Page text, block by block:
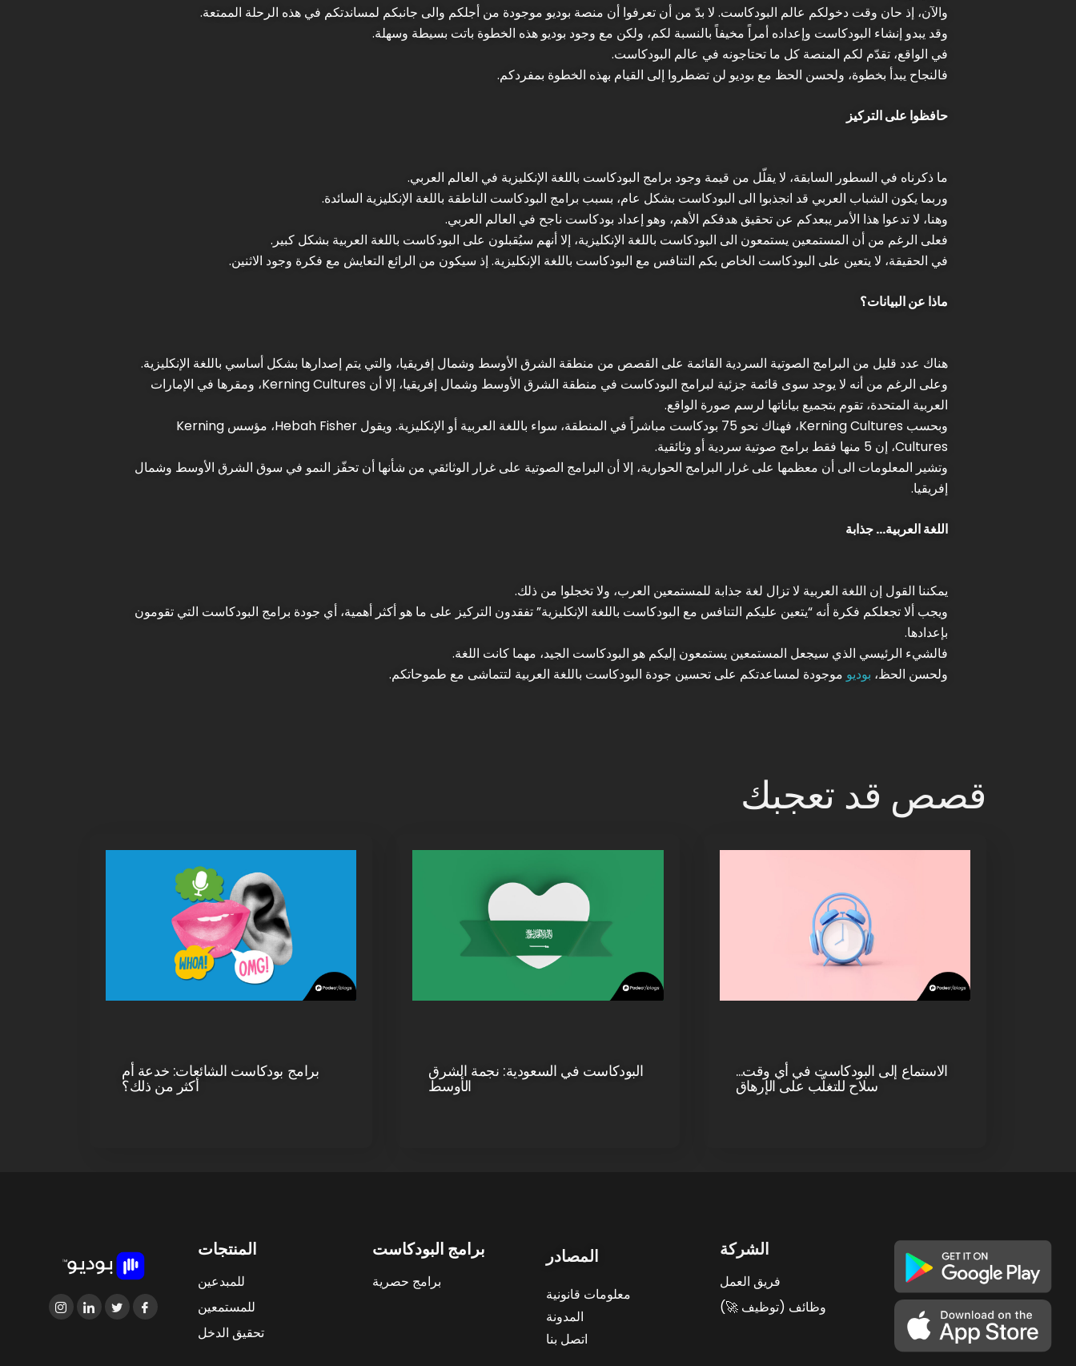
والآن، إذ حان وقت دخولكم عالم البودكاست. لا بدّ من أن تعرفوا أن منصة بوديو موجودة من أجلكم والى جانبكم لمساندتكم في هذه الرحلة الممتعة.
وقد يبدو إنشاء البودكاست وإعداده أمراً مخيفاً بالنسبة لكم، ولكن مع وجود بوديو هذه الخطوة باتت بسيطة وسهلة.
في الواقع، تقدّم لكم المنصة كل ما تحتاجونه في عالم البودكاست.
فالنجاح يبدأ بخطوة، ولحسن الحظ مع بوديو لن تضطروا إلى القيام بهذه الخطوة بمفردكم.
حافظوا على التركيز
ما ذكرناه في السطور السابقة، لا يقلّل من قيمة وجود برامج البودكاست باللغة الإنكليزية في العالم العربي.
وربما يكون الشباب العربي قد انجذبوا الى البودكاست بشكل عام، بسبب برامج البودكاست الناطقة باللغة الإنكليزية السائدة.
وهنا، لا تدعوا هذا الأمر يبعدكم عن تحقيق هدفكم الأهم، وهو إعداد بودكاست ناجح في العالم العربي.
فعلى الرغم من أن المستمعين يستمعون الى البودكاست باللغة الإنكليزية، إلا أنهم سيُقبلون على البودكاست باللغة العربية بشكل كبير.
في الحقيقة، لا يتعين على البودكاست الخاص بكم التنافس مع البودكاست باللغة الإنكليزية. إذ سيكون من الرائع التعايش مع فكرة وجود الاثنين.
ماذا عن البيانات؟
هناك عدد قليل من البرامج الصوتية السردية القائمة على القصص من منطقة الشرق الأوسط وشمال إفريقيا، والتي يتم إصدارها بشكل أساسي باللغة الإنكليزية.
وعلى الرغم من أنه لا يوجد سوى قائمة جزئية لبرامج البودكاست في منطقة الشرق الأوسط وشمال إفريقيا، إلا أن Kerning Cultures، ومقرها في الإمارات
العربية المتحدة، تقوم بتجميع بياناتها لرسم صورة الواقع.
وبحسب Kerning Cultures، فهناك نحو 75 بودكاست مباشراً في المنطقة، سواء باللغة العربية أو الإنكليزية. ويقول Hebah Fisher، مؤسس Kerning
Cultures، إن 5 منها فقط برامج صوتية سردية أو وثائقية.
وتشير المعلومات الى أن معظمها على غرار البرامج الحوارية، إلا أن البرامج الصوتية على غرار الوثائقي من شأنها أن تحفّز النمو في سوق الشرق الأوسط وشمال
إفريقيا.
اللغة العربية… جذابة
يمكننا القول إن اللغة العربية لا تزال لغة جذابة للمستمعين العرب، ولا تخجلوا من ذلك.
ويجب ألا تجعلكم فكرة أنه “يتعين عليكم التنافس مع البودكاست باللغة الإنكليزية” تفقدون التركيز على ما هو أكثر أهمية، أي جودة برامج البودكاست التي تقومون
بإعدادها.
فالشيء الرئيسي الذي سيجعل المستمعين يستمعون إليكم هو البودكاست الجيد، مهما كانت اللغة.
ولحسن الحظ، بوديو موجودة لمساعدتكم على تحسين جودة البودكاست باللغة العربية لتتماشى مع طموحاتكم.
قصص قد تعجبك
الاستماع إلى البودكاست في أي وقت…
سلاح للتغلّب على الإرهاق
البودكاست في السعودية: نجمة الشرق
الأوسط
برامج بودكاست الشائعات: خدعة أم
أكثر من ذلك؟
المنتجات
للمبدعين
للمستمعين
تحقيق الدخل
برامج البودكاست
برامج حصرية
المصادر
معلومات قانونية
المدونة
اتصل بنا
الشركة
فريق العمل
وظائف (توظيف 🚀)